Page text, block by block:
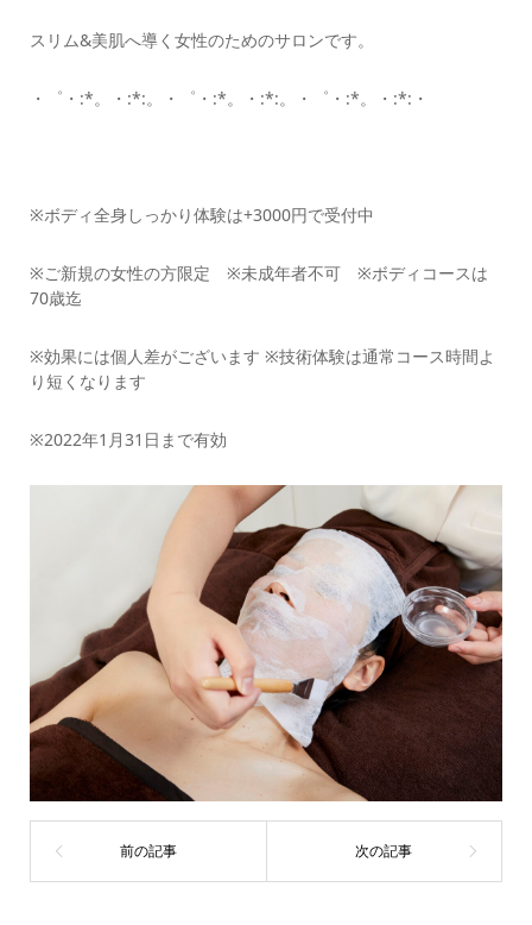
スリム&美肌へ導く女性のためのサロンです。
・゜・:*。・:*:。・゜・:*。・:*:。・゜・:*。・:*:・
※ボディ全身しっかり体験は+3000円で受付中
※ご新規の女性の方限定 ※未成年者不可 ※ボディコースは
70歳迄
※効果には個人差がございます ※技術体験は通常コース時間よ
り短くなります
※2022年1月31日まで有効